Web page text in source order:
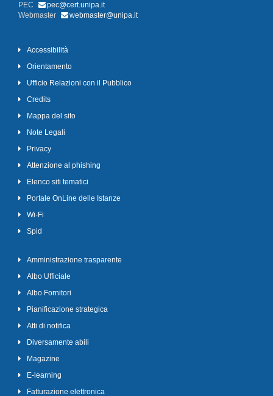
PEC
pec@cert.unipa.it
Webmaster
webmaster@unipa.it
Accessibilità
Orientamento
Ufficio Relazioni con il Pubblico
Credits
Mappa del sito
Note Legali
Privacy
Attenzione al phishing
Elenco siti tematici
Portale OnLine delle Istanze
Wi-Fi
Spid
Amministrazione trasparente
Albo Ufficiale
Albo Fornitori
Pianificazione strategica
Atti di notifica
Diversamente abili
Magazine
E-learning
Fatturazione elettronica